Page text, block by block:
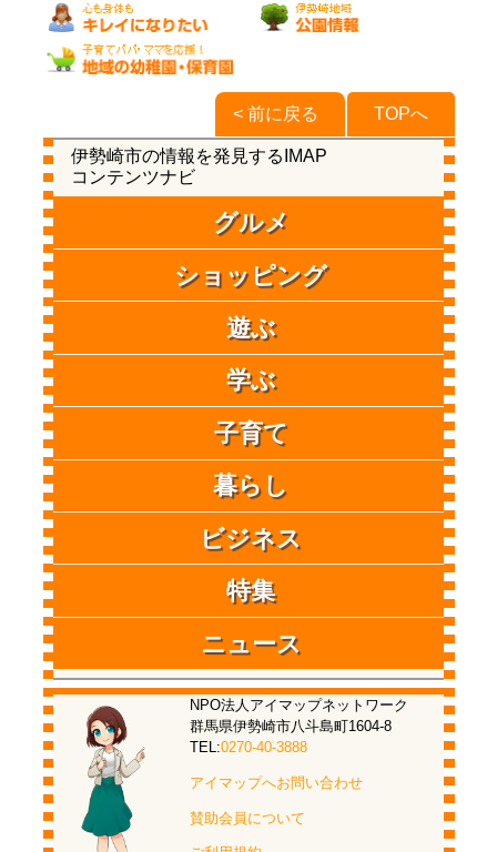
TOPへ
< 前に戻る
伊勢崎市の情報を発見するIMAP
コンテンツナビ
グルメ
ショッピング
遊ぶ
学ぶ
子育て
暮らし
ビジネス
特集
ニュース
NPO法人アイマップネットワーク
群馬県伊勢崎市八斗島町1604-8
TEL:0270-40-3888
アイマップへお問い合わせ
賛助会員について